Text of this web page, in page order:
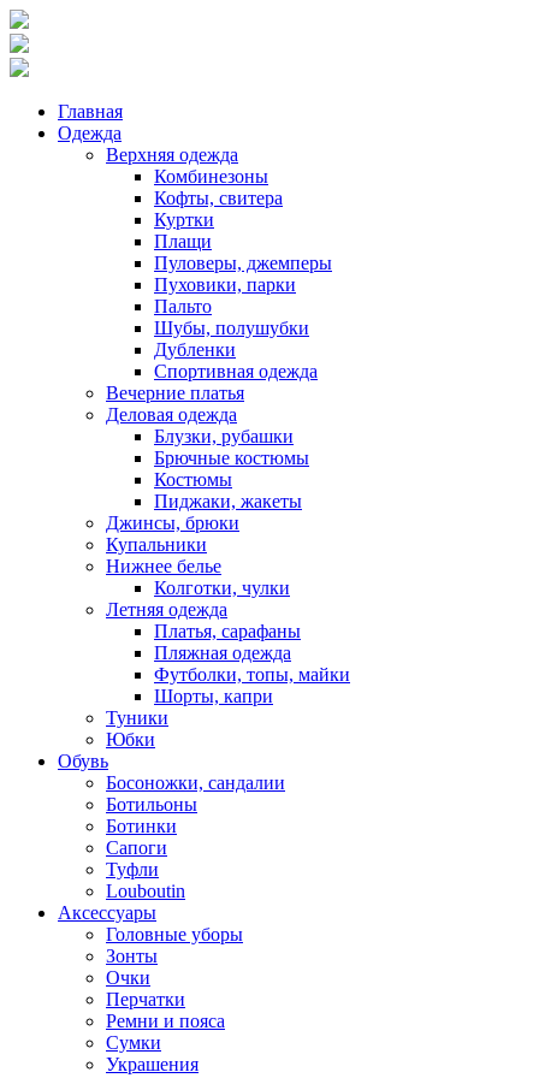
Главная
Одежда
Верхняя одежда
Комбинезоны
Кофты, свитера
Куртки
Плащи
Пуловеры, джемперы
Пуховики, парки
Пальто
Шубы, полушубки
Дубленки
Спортивная одежда
Вечерние платья
Деловая одежда
Блузки, рубашки
Брючные костюмы
Костюмы
Пиджаки, жакеты
Джинсы, брюки
Купальники
Нижнее белье
Колготки, чулки
Летняя одежда
Платья, сарафаны
Пляжная одежда
Футболки, топы, майки
Шорты, капри
Туники
Юбки
Обувь
Босоножки, сандалии
Ботильоны
Ботинки
Сапоги
Туфли
Louboutin
Аксессуары
Головные уборы
Зонты
Очки
Перчатки
Ремни и пояса
Сумки
Украшения